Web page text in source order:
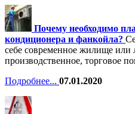
Почему необходимо
кондиционера и фанкойла?
себе современное жилище или
производственное, торговое
Подробнее... 07.01.2020